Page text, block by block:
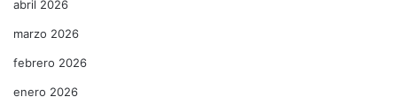
abril 2026
marzo 2026
febrero 2026
enero 2026